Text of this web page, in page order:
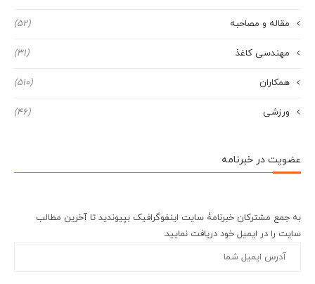
مقاله و مصاحبه (52)
مهندسی کاغذ (31)
همکاران (510)
ورزشی (46)
عضویت در خبرنامه
به جمع مشترکان خبرنامۀ سایت اینفوگرافیک بپیوندید تا آخرین مطالب
سایت را در ایمیل خود دریافت نمایید.